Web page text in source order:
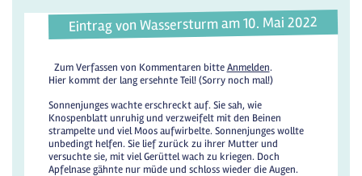
Eintrag von Wassersturm am 10. Mai 2022
Zum Verfassen von Kommentaren bitteAnmelden.
Hier kommt der lang ersehnte Teil! (Sorry noch mal!)
Sonnenjunges wachte erschreckt auf. Sie sah, wie
Knospenblatt unruhig und verzweifelt mit den Beinen
strampelte und viel Moos aufwirbelte. Sonnenjunges wollte
unbedingt helfen. Sie lief zurück zu ihrer Mutter und
versuchte sie, mit viel Gerüttel wach zu kriegen. Doch
Apfelnase gähnte nur müde und schloss wieder die Augen.